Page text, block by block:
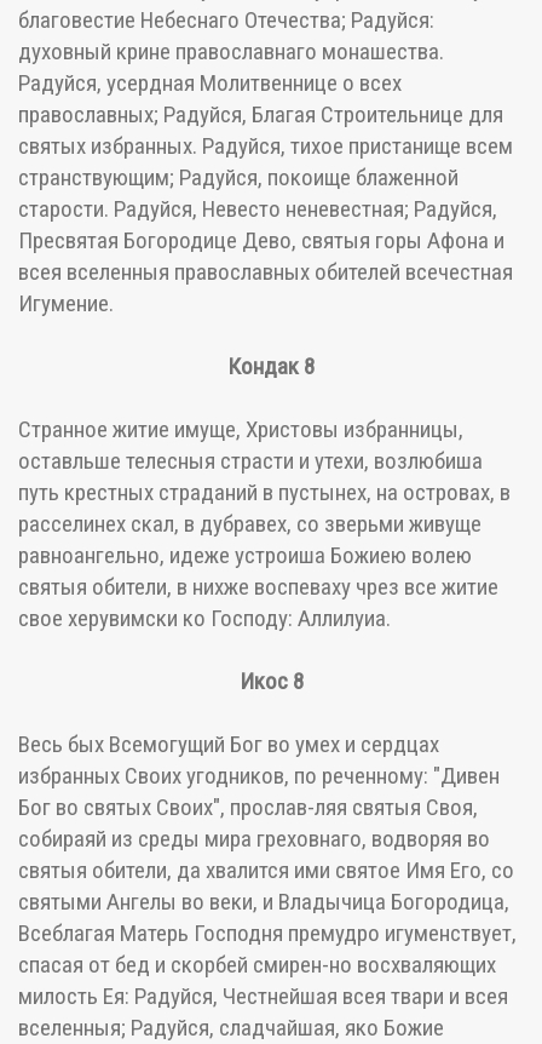
благовестие Небеснаго Отечества; Радуйся:
духовный крине православнаго монашества.
Радуйся, усердная Молитвеннице о всех
православных; Радуйся, Благая Строительнице для
святых избранных. Радуйся, тихое пристанище всем
странствующим; Радуйся, покоище блаженной
старости. Радуйся, Невесто неневестная; Радуйся,
Пресвятая Богородице Дево, святыя горы Афона и
всея вселенныя православных обителей всечестная
Игумение.
Кондак 8
Странное житие имуще, Христовы избранницы,
оставльше телесныя страсти и утехи, возлюбиша
путь крестных страданий в пустынех, на островах, в
расселинех скал, в дубравех, со зверьми живуще
равноангельно, идеже устроиша Божиею волею
святыя обители, в нихже воспеваху чрез все житие
свое херувимски ко Господу: Аллилуиа.
Икос 8
Весь бых Всемогущий Бог во умех и сердцах
избранных Своих угодников, по реченному: "Дивен
Бог во святых Своих", прослав-ляя святыя Своя,
собираяй из среды мира греховнаго, водворяя во
святыя обители, да хвалится ими святое Имя Его, со
святыми Ангелы во веки, и Владычица Богородица,
Всеблагая Матерь Господня премудро игуменствует,
спасая от бед и скорбей смирен-но восхваляющих
милость Ея: Радуйся, Честнейшая всея твари и всея
вселенныя; Радуйся, сладчайшая, яко Божие